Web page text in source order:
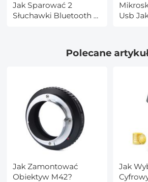
Jak Sparować 2
Słuchawki Bluetooth Z
Usb
Polecane
Jak Zamontować
Obiektyw M42?
Jak